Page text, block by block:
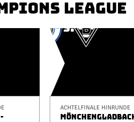
LEAGUE
-
ACHTELFINALE HINRUNDE